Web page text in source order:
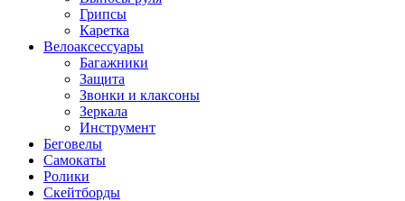
Грипсы
Каретка
Велоаксессуары
Багажники
Защита
Звонки и клаксоны
Зеркала
Инструмент
Беговелы
Самокаты
Ролики
Скейтборды